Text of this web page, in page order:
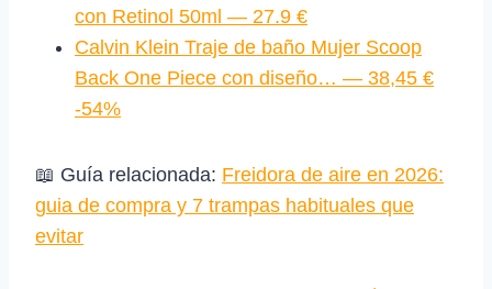
con Retinol 50ml — 27.9 €
Calvin Klein Traje de baño Mujer Scoop
Back One Piece con diseño… — 38,45 €
-54%
📖 Guía relacionada: Freidora de aire en 2026:
guia de compra y 7 trampas habituales que
evitar